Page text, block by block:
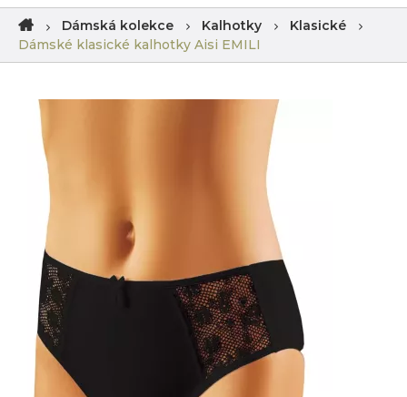
Dámská kolekce Kalhotky
Klasické
Dámské klasické kalhotky Aisi EMILI